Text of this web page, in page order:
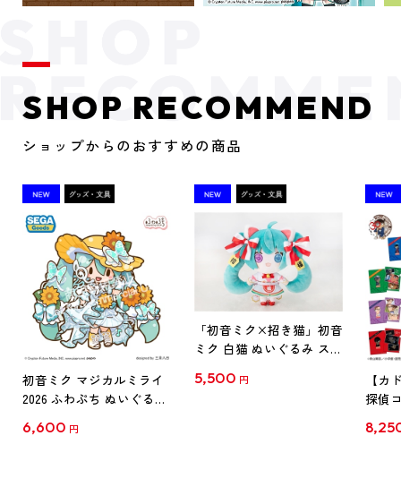
SHOP RECOMMEND
ショップからのおすすめの商品
初音ミク マジカルミライ
2026 ふわぷち ぬいぐるみ
6,600 円
「初音ミク×招き猫」初音
ミク 白猫 ぬいぐるみ スタ
5,500 円
【カ
探偵
クリ